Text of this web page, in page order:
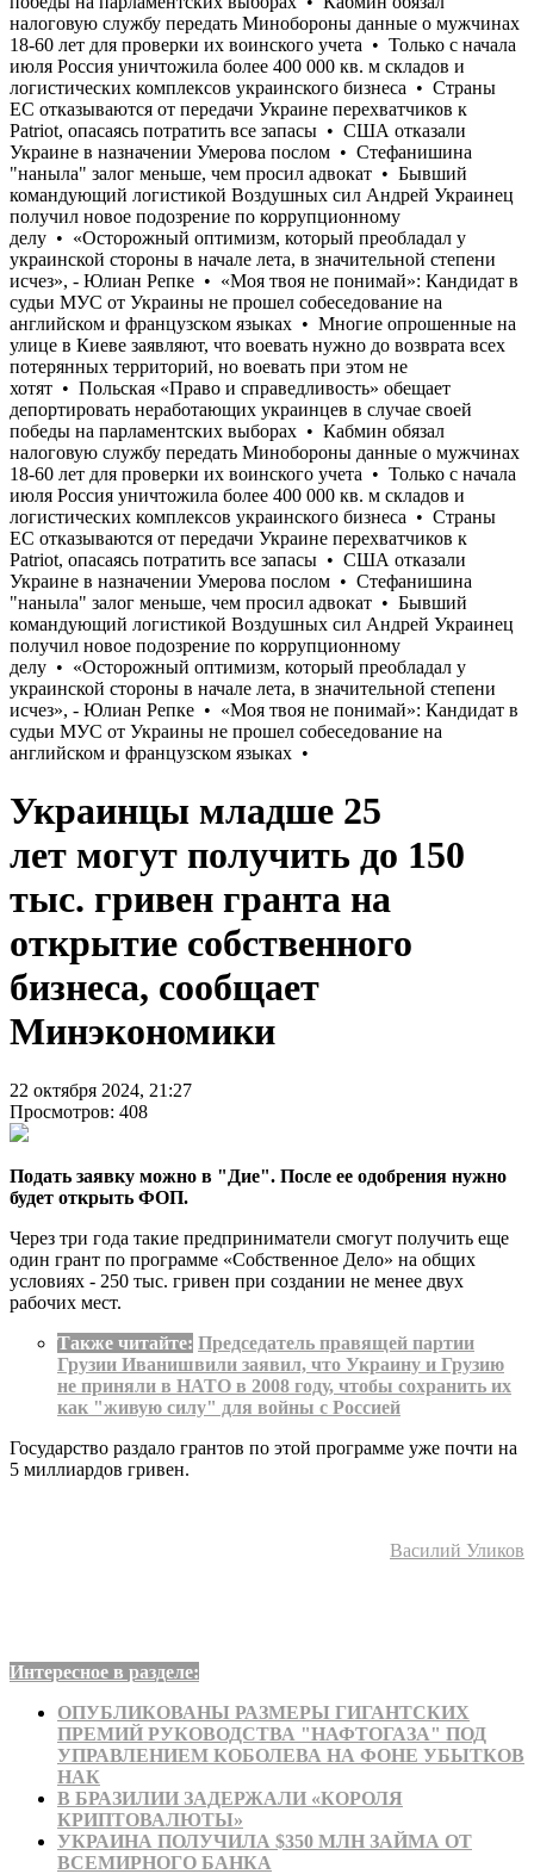
Украинцы младше 25
лет могут получить до 150
тыс. гривен гранта на
открытие собственного
бизнеса, сообщает
Минэкономики
22 октября 2024, 21:27
Просмотров: 408
Подать заявку можно в "Дие". После ее одобрения нужно
будет открыть ФОП.
Через три года такие предприниматели смогут получить еще
один грант по программе «Собственное Дело» на общих
условиях - 250 тыс. гривен при создании не менее двух
рабочих мест.
Также читайте: Председатель правящей партии
Грузии Иванишвили заявил, что Украину и Грузию
не приняли в НАТО в 2008 году, чтобы сохранить их
как "живую силу" для войны с Россией
Государство раздало грантов по этой программе уже почти на
5 миллиардов гривен.
Василий Уликов
Интересное в разделе:
ОПУБЛИКОВАНЫ РАЗМЕРЫ ГИГАНТСКИХ
ПРЕМИЙ РУКОВОДСТВА "НАФТОГАЗА" ПОД
УПРАВЛЕНИЕМ КОБОЛЕВА НА ФОНЕ УБЫТКОВ
НАК
В БРАЗИЛИИ ЗАДЕРЖАЛИ «КОРОЛЯ
КРИПТОВАЛЮТЫ»
УКРАИНА ПОЛУЧИЛА $350 МЛН ЗАЙМА ОТ
ВСЕМИРНОГО БАНКА